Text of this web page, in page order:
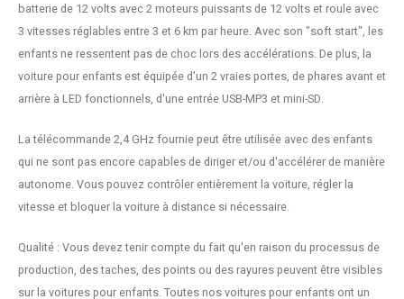
batterie de 12 volts avec 2 moteurs puissants de 12 volts et roule avec
3 vitesses réglables entre 3 et 6 km par heure. Avec son "soft start", les
enfants ne ressentent pas de choc lors des accélérations. De plus, la
voiture pour enfants est équipée d'un 2 vraies portes, de phares avant et
arrière à LED fonctionnels, d'une entrée USB-MP3 et mini-SD.
La télécommande 2,4 GHz fournie peut être utilisée avec des enfants
qui ne sont pas encore capables de diriger et/ou d'accélérer de manière
autonome. Vous pouvez contrôler entièrement la voiture, régler la
vitesse et bloquer la voiture à distance si nécessaire.
Qualité : Vous devez tenir compte du fait qu'en raison du processus de
production, des taches, des points ou des rayures peuvent être visibles
sur la voitures pour enfants. Toutes nos voitures pour enfants ont un